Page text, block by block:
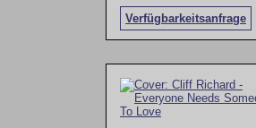
Verfügbarkeitsanfrage